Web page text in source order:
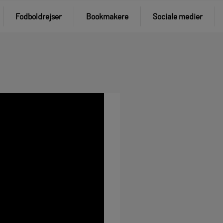
Fodboldrejser Bookmakere Sociale medier